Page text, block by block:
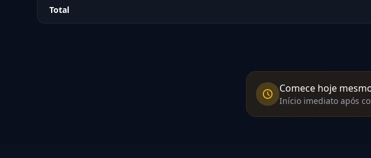
Total
Comece hoje
Início imediato após